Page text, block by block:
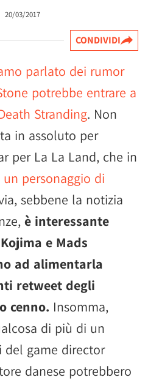
20/03/2017
CONDIVIDI
parlato dei rumor
potrebbe entrare a
Stranding. Non
in assoluto per
per La La Land, che in
personaggio di
sebbene la notizia
è interessante
e Mads
ad alimentarla
retweet degli
cenno. Insomma,
di più di un
game director
danese potrebbero